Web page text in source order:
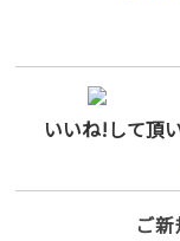
いいね!して頂
ご